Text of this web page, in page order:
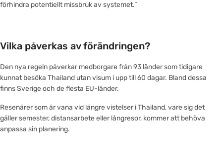
förhindra potentiellt missbruk av systemet.”
Vilka påverkas av förändringen?
Den nya regeln påverkar medborgare från 93 länder som tidigare
kunnat besöka Thailand utan visum i upp till 60 dagar. Bland dessa
finns Sverige och de flesta EU-länder.
Resenärer som är vana vid längre vistelser i Thailand, vare sig det
gäller semester, distansarbete eller långresor, kommer att behöva
anpassa sin planering.